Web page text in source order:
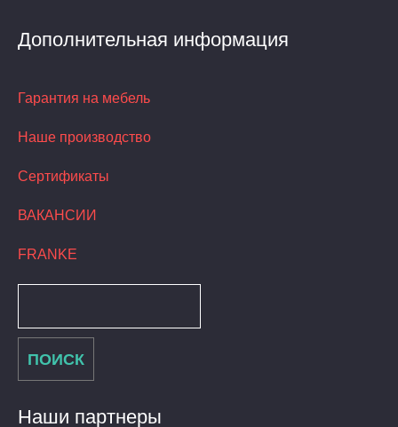
Дополнительная информация
Гарантия на мебель
Наше производство
Сертификаты
ВАКАНСИИ
FRANKE
Наши партнеры